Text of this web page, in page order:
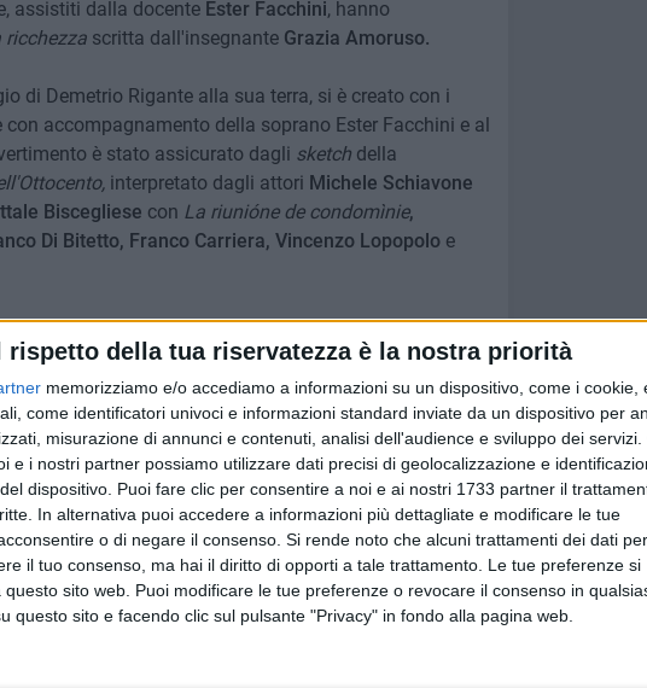
rispetto della tua riservatezza è la nostra priorità
memorizziamo e/o accediamo a informazioni su un dispositivo, come i cookie,
come identificatori univoci e informazioni standard inviate da un dispositivo per
misurazione di annunci e contenuti, analisi dell'audience e sviluppo dei servizi.
e i nostri partner possiamo utilizzare dati precisi di geolocalizzazione e
dispositivo. Puoi fare clic per consentire a noi e ai nostri 1733 partner il
In alternativa puoi accedere a informazioni più dettagliate e modificare le tue
o di negare il consenso. Si rende noto che alcuni trattamenti dei dati
il tuo consenso, ma hai il diritto di opporti a tale trattamento. Le tue preferenze si
sito web. Puoi modificare le tue preferenze o revocare il consenso in
questo sito e facendo clic sul pulsante "Privacy" in fondo alla pagina web.
assistiti dalla docente Ester Facchini, hanno
ricchezzascritta dall'insegnante Grazia Amoruso.
di Demetrio Rigante alla sua terra, si è creato con i
accompagnamento della soprano Ester Facchini e al
è stato assicurato dagli sketchdella
interpretato dagli attori Michele Schiavone
Biscegliese con La riunióne de condomìnie,
Di Bitetto, Franco Carriera, Vincenzo Lopopolo e
l'intervento dell'attore e poetaGigi De Santis,
deliziato la serata con versi di noti poeti baresi ispirati
particolari al compiantosindaco Paternostro, versi
daFranco Carriera ,e all'interprete storicoSergio Ragno
e versi del poetaNicola Gallodeclamati daNatale
Nicola Gallo ,curatore del
Calannèrie de Vescègghie,
del calendario dialettale biscegliese 2024. A seguire
, versi del poeta Riccardo Monterisi tratti dal libroI versi
De Ceglia.
stimolato le autorità presenti a realizzare quegli obiettivi